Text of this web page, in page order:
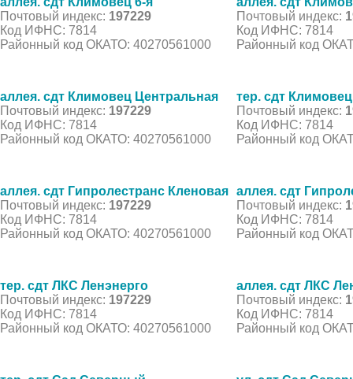
Почтовый индекс: 197229
Код ИФНС: 7814
Районный код ОКАТО: 40270561000
Почтовый индекс:
Код ИФНС: 7814
Районный код
аллея. сдт Климовец Центральная
Почтовый индекс: 197229
Код ИФНС: 7814
Районный код ОКАТО: 40270561000
тер. сдт Климовец
Почтовый индекс:
Код ИФНС: 7814
Районный код
аллея. сдт Гипролестранс Кленовая
Почтовый индекс: 197229
Код ИФНС: 7814
Районный код ОКАТО: 40270561000
аллея. сдт
Почтовый индекс:
Код ИФНС: 7814
Районный код
тер. сдт ЛКС Ленэнерго
Почтовый индекс: 197229
Код ИФНС: 7814
Районный код ОКАТО: 40270561000
аллея. сдт ЛКС
Почтовый индекс:
Код ИФНС: 7814
Районный код